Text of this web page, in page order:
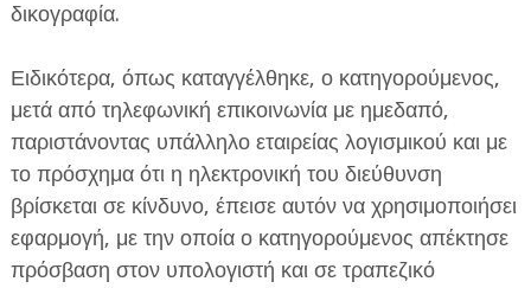
δικογραφία.
Ειδικότερα, όπως καταγγέλθηκε, ο κατηγορούμενος,
μετά από τηλεφωνική επικοινωνία με ημεδαπό,
παριστάνοντας υπάλληλο εταιρείας λογισμικού και με
το πρόσχημα ότι η ηλεκτρονική του διεύθυνση
βρίσκεται σε κίνδυνο, έπεισε αυτόν να χρησιμοποιήσει
εφαρμογή, με την οποία ο κατηγορούμενος απέκτησε
πρόσβαση στον υπολογιστή και σε τραπεζικό